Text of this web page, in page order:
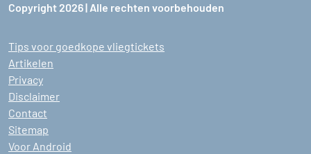
Copyright 2026 | Alle rechten voorbehouden
Tips voor goedkope vliegtickets
Artikelen
Privacy
Disclaimer
Contact
Sitemap
Voor Android